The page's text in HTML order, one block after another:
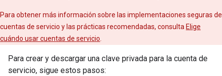
Para obtener más información sobre las implementaciones seguras de
cuentas de servicio y las prácticas recomendadas, consulta Elige
cuándo usar cuentas de servicio.
Para crear y descargar una clave privada para la cuenta de
servicio, sigue estos pasos: